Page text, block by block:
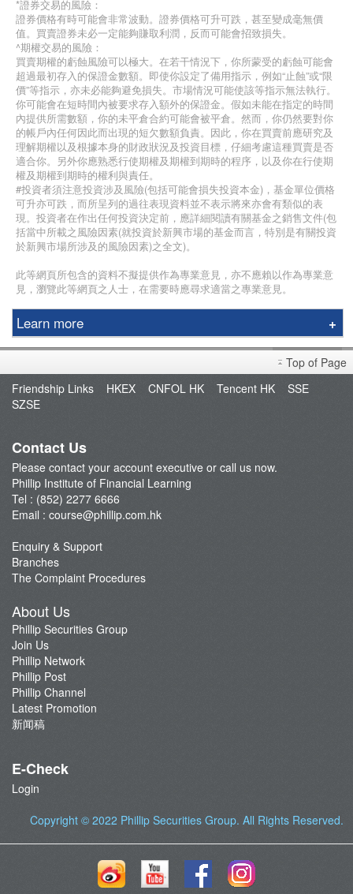
*證券交易的風險：
證券價格有時可能會非常波動。證券價格可升可跌，甚至變成毫無價
值。買賣證券未必一定能夠賺取利潤，反而可能會招致損失。
^期權交易的風險：
買賣期權的虧蝕風險可以極大。在若干情況下，你所蒙受的虧蝕可能會
超過最初存入的保證金數額。即使你設定了備用指示，例如“止蝕”或“限
價”等指示，亦未必能夠避免損失。市場情況可能使該等指示無法執行。
你可能會在短時間內被要求存入額外的保證金。假如未能在指定的時間
內提供所需數額，你的未平倉合約可能會被平倉。然而，你仍然要對你
的帳戶內任何因此而出現的短欠數額負責。因此，你在買賣前應研究及
理解期權以及根據本身的財政狀況及投資目標，仔細考慮這種買賣是否
適合你。另外你應熟悉行使期權及期權到期時的程序，以及你在行使期
權及期權到期時的權利與責任。
#投資者須注意投資涉及風險(包括可能會損失投資本金)，基金單位價格
可升亦可跌，而所呈列的過往表現資料並不表示將來亦會有類似的表
現。投資者在作出任何投資決定前，應詳細閱讀有關基金之銷售文件(包
括當中所載之風險因素(就投資於新興市場的基金而言，特別是有關投資
於新興市場所涉及的風險因素)之全文)。
此等網頁所包含的資料不擬提供作為專業意見，亦不應賴以作為專業意
見，瀏覽此等網頁之人士，在需要時應尋求適當之專業意見。
Learn more
Education Center
Course & Seminar
Speaker
Top of Page
Friendship Links
HKEX CNFOL HK Tencent HK
SSE
SZSE
Contact Us
Please contact your account executive or call us now.
Phillip Institute of Financial Learning
Tel : (852) 2277 6666
Email : course@phillip.com.hk
Enquiry & Support
Branches
The Complaint Procedures
About Us
Phillip Securities Group
Join Us
Phillip Network
Phillip Post
Phillip Channel
Latest Promotion
新闻稿
E-Check
Login
Copyright © 2022 Phillip Securities Group. All Rights Reserved.